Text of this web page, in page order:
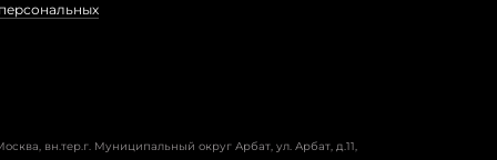
вн.тер.г. Муниципальный округ Арбат, ул. Арбат, д.11,